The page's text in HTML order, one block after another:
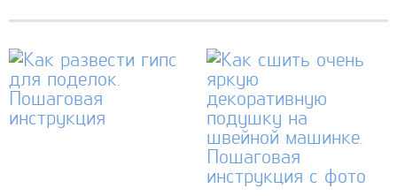
последние время именно
модным элементом декора....
вид, но и за лечебные
свойства. Но если вырастить
этот чудесный...